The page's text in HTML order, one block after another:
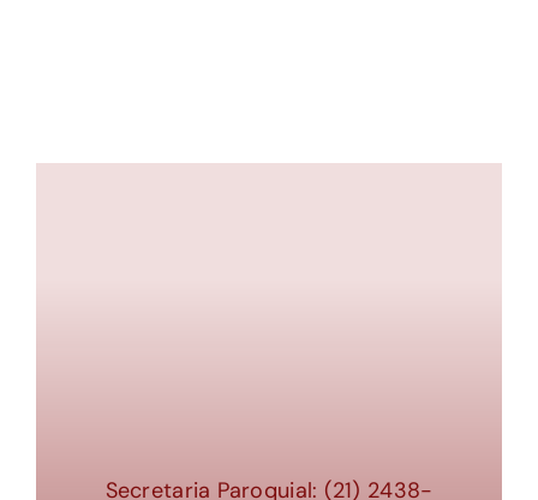
Secretaria Paroquial: (21) 2438-